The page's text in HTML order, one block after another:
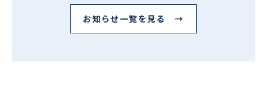
お知らせ一覧を見る →